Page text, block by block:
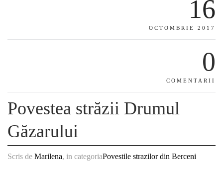
16
OCTOMBRIE 2017
0
COMENTARII
Povestea străzii Drumul
Găzarului
Scris de Marilena, in categoriaPovestile strazilor din Berceni